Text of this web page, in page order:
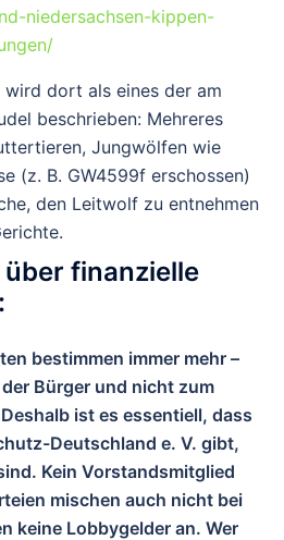
niedersachsen-kippen-
wird dort als eines der am
beschrieben: Mehreres
Jungwölfen wie
(z. B. GW4599f erschossen)
den Leitwolf zu entnehmen
finanzielle
bestimmen immer mehr –
Bürger und nicht zum
ist es essentiell, dass
Deutschland e. V. gibt,
Kein Vorstandsmitglied
mischen auch nicht bei
keine Lobbygelder an. Wer